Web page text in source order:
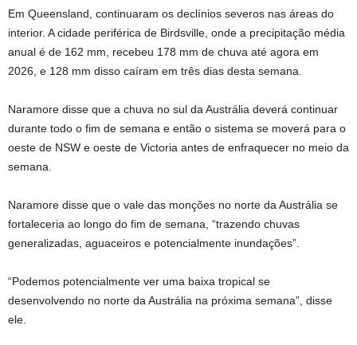
Em Queensland, continuaram os declínios severos nas áreas do
interior. A cidade periférica de Birdsville, onde a precipitação média
anual é de 162 mm, recebeu 178 mm de chuva até agora em
2026, e 128 mm disso caíram em três dias desta semana.
Naramore disse que a chuva no sul da Austrália deverá continuar
durante todo o fim de semana e então o sistema se moverá para o
oeste de NSW e oeste de Victoria antes de enfraquecer no meio da
semana.
Naramore disse que o vale das monções no norte da Austrália se
fortaleceria ao longo do fim de semana, “trazendo chuvas
generalizadas, aguaceiros e potencialmente inundações”.
“Podemos potencialmente ver uma baixa tropical se
desenvolvendo no norte da Austrália na próxima semana”, disse
ele.